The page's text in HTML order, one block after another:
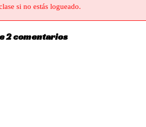
si no estás logueado.
2 comentarios